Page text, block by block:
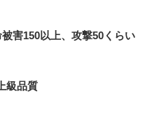
害150以上、攻撃50くらい
級品質